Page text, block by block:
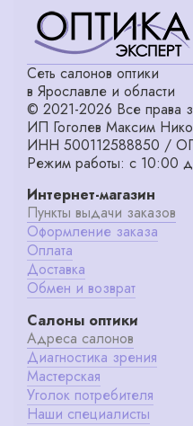
Сеть салонов оптики
в Ярославле и области
© 2021-2026 Все права
ИП Гоголев Максим
ИНН 500112588850 /
Режим работы: с 10:00
Интернет-магазин
Пункты выдачи заказов
Оформление заказа
Оплата
Доставка
Обмен и возврат
Салоны оптики
Адреса салонов
Диагностика зрения
Мастерская
Уголок потребителя
Наши специалисты